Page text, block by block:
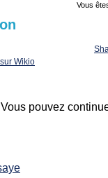
Vous
pouvez